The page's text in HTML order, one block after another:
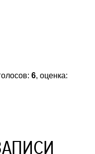
6, оценка: